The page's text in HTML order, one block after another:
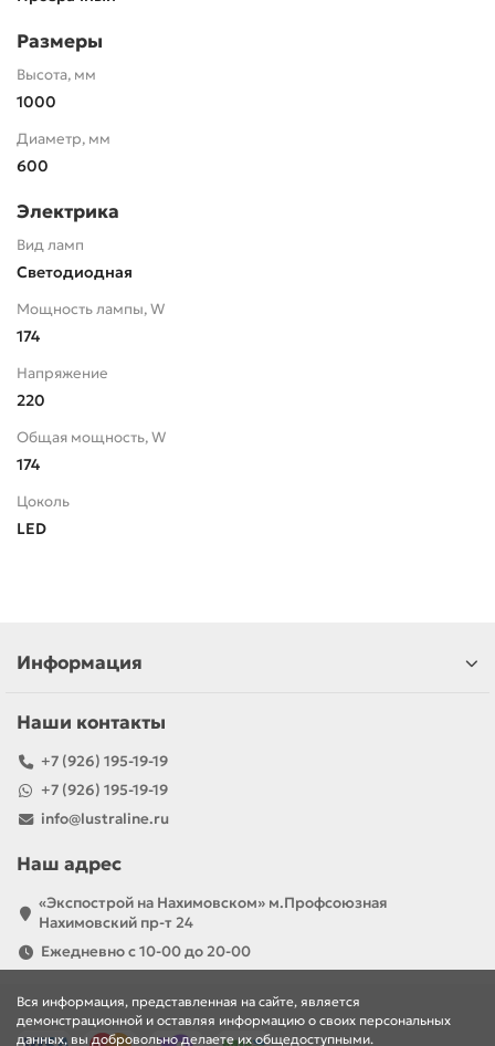
Размеры
Высота, мм
1000
Диаметр, мм
600
Электрика
Вид ламп
Светодиодная
Мощность лампы, W
174
Напряжение
220
Общая мощность, W
174
Цоколь
LED
Вся информация, представленная на сайте, является
демонстрационной и оставляя информацию о своих персональных
данных, вы добровольно делаете их общедоступными.
Информация
Наши контакты
+7 (926) 195-19-19
+7 (926) 195-19-19
info@lustraline.ru
Наш адрес
«Экспострой на Нахимовском» м.Профсоюзная
Нахимовский пр-т 24
Ежедневно с 10-00 до 20-00